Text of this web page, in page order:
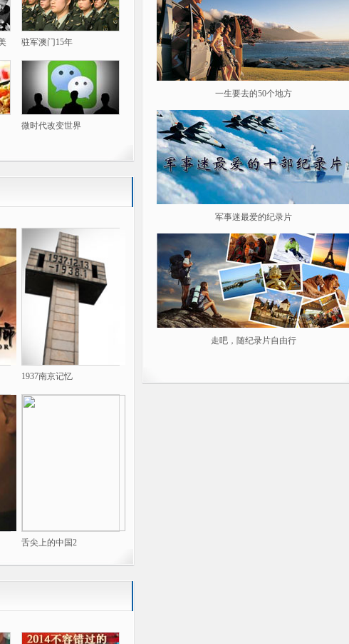
驻军澳门15年
微时代改变世界
1937南京记忆
舌尖上的中国2
一生要去的50个地方
军事迷最爱的纪录片
走吧，随纪录片自由行